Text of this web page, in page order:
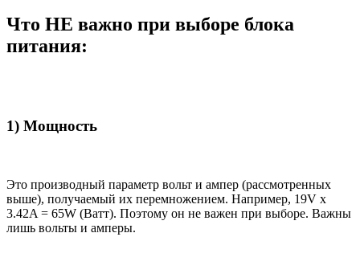
Что НЕ важно при выборе блока
питания:
1) Мощность
Это производный параметр вольт и ампер (рассмотренных
выше), получаемый их перемножением. Например, 19V x
3.42A = 65W (Ватт). Поэтому он не важен при выборе. Важны
лишь вольты и амперы.